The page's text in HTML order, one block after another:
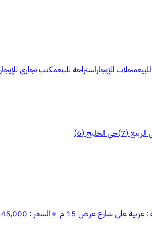
محلات للإيجاراستراحة للبيعمكتب تجاري للإيجار
(
7
)حي الخليج(
6
)